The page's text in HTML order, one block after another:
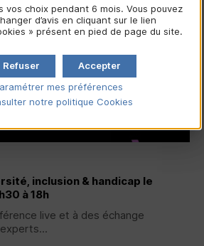
inclusion & handicap le
à 18h
live et à des échange
vos choix pendant 6 mois. Vous pouvez
d’avis en cliquant sur le lien
» présent en pied de page du site.
Accepter
Refuser
mes préférences
notre politique Cookies